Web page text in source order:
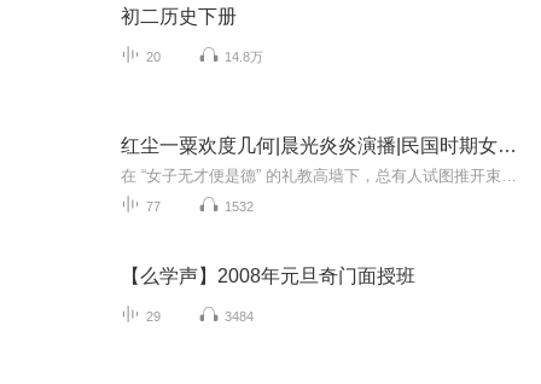
初二历史下册
20 14.8万
红尘一粟欢度几何|晨光炎炎演播|民国时期女性觉醒之路
77 1532
【么学声】2008年元旦奇门面授班
29 3484